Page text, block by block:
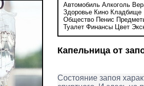
Автомобиль Алкоголь
Здоровье Кино Кладбище
Общество Пенис
Туалет Финансы Цвет
Капельница от
Состояние запоя